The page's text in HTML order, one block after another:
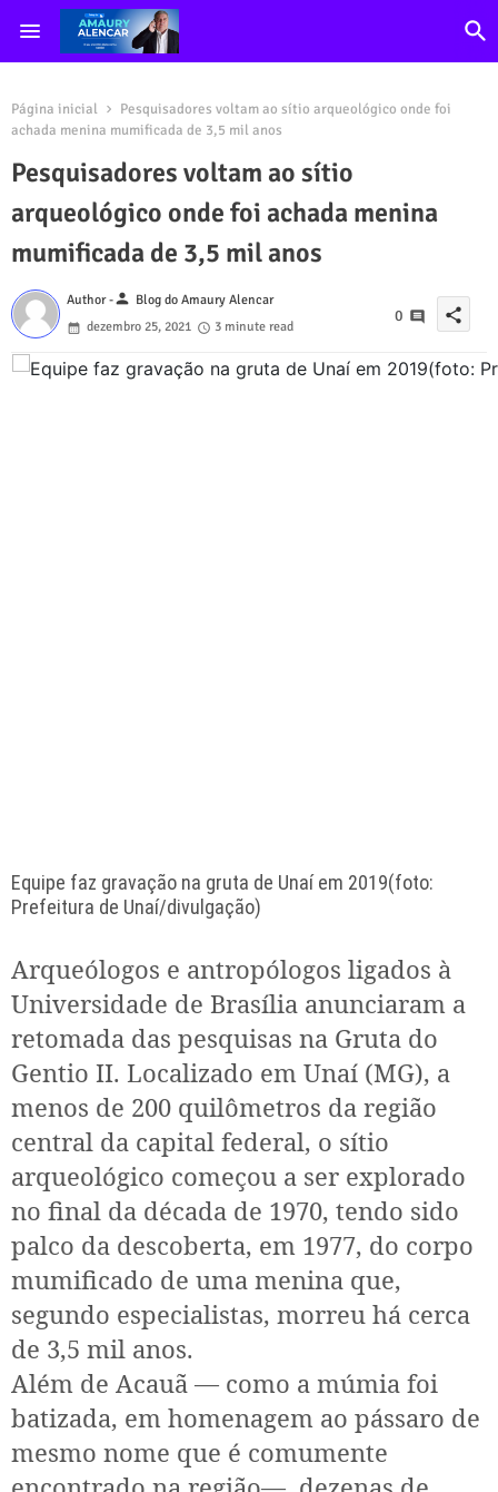
Página inicial
Pesquisadores voltam ao sítio arqueológico onde foi
achada menina mumificada de 3,5 mil anos
Pesquisadores voltam ao sítio
arqueológico onde foi achada menina
mumificada de 3,5 mil anos
Author -person Blog do Amaury Alencar
dezembro 25, 2021
3 minute read
0 share
Equipe faz gravação na gruta de Unaí em 2019(foto:
Prefeitura de Unaí/divulgação)
Arqueólogos e antropólogos ligados à
Universidade de Brasília anunciaram a
retomada das pesquisas na Gruta do
Gentio II. Localizado em Unaí (MG), a
menos de 200 quilômetros da região
central da capital federal, o sítio
arqueológico começou a ser explorado
no final da década de 1970, tendo sido
palco da descoberta, em 1977, do corpo
mumificado de uma menina que,
segundo especialistas, morreu há cerca
de 3,5 mil anos.
Além de Acauã — como a múmia foi
batizada, em homenagem ao pássaro de
mesmo nome que é comumente